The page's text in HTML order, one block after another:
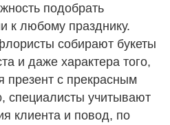
подобрать
к любому празднику.
собирают букеты
и даже характера того,
презент с прекрасным
специалисты учитывают
клиента и повод, по